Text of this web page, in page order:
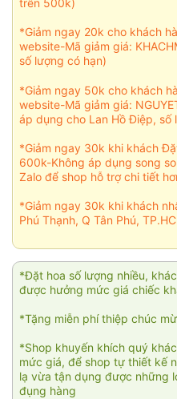
trên 500k)
*Giảm ngay 20k cho khách
website-Mã giảm giá:
số lượng có hạn)
*Giảm ngay 50k cho khách
website-Mã giảm giá:
áp dụng cho Lan Hồ Điệp, số
*Giảm ngay 30k khi khách
600k-Không áp dụng song
Zalo để shop hỗ trợ chi tiết
*Giảm ngay 30k khi khách
Phú Thạnh, Q Tân Phú,
*Đặt hoa số lượng nhiều,
được hưởng mức giá chiếc
*Tặng miễn phí thiệp chúc
*Shop khuyến khích quý
mức giá, để shop tự thiết kế
lạ vừa tận dụng được những
đụng hàng